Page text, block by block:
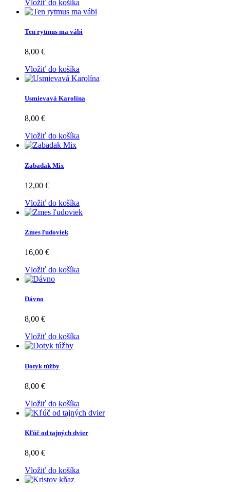
Vložiť do košíka
Ten rytmus ma vábi
8,00 €
Vložiť do košíka
Usmievavá Karolína
8,00 €
Vložiť do košíka
Zabadak Mix
12,00 €
Vložiť do košíka
Zmes ľudoviek
16,00 €
Vložiť do košíka
Dávno
8,00 €
Vložiť do košíka
Dotyk túžby
8,00 €
Vložiť do košíka
Kľúč od tajných dvier
8,00 €
Vložiť do košíka